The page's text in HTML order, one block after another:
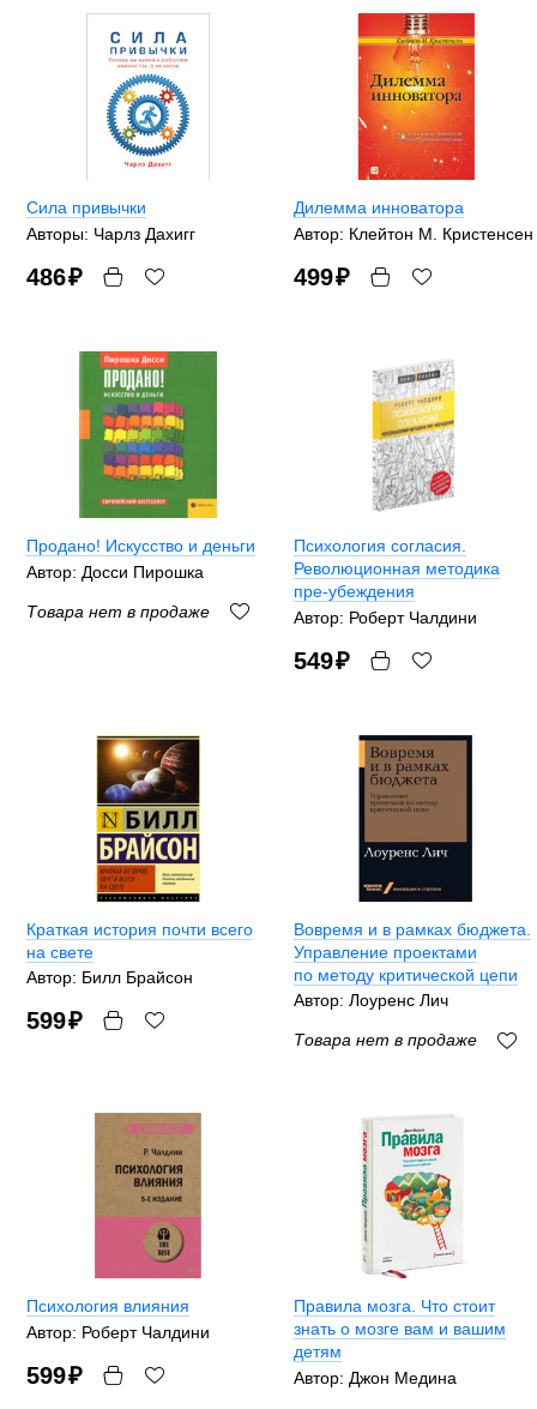
Сила привычки
Авторы: Чарлз Дахигг
486₽
Дилемма инноватора
Автор: Клейтон М. Кристенсен
499₽
Продано! Искусство и деньги
Автор: Досси Пирошка
Товара нет в продаже
Психология согласия.
Революционная методика
пре-убеждения
Автор: Роберт Чалдини
549₽
Краткая история почти всего
на свете
Автор: Билл Брайсон
599₽
Вовремя и в рамках бюджета.
Управление проектами
по методу критической цепи
Автор: Лоуренс Лич
Товара нет в продаже
Психология влияния
Автор: Роберт Чалдини
599₽
Правила мозга. Что стоит
знать о мозге вам и вашим
детям
Автор: Джон Медина